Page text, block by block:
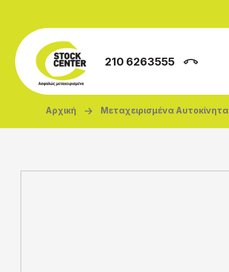
210 6263555
Breadcrumb
Αρχική Μεταχειρισμένα Αυτοκίνητα